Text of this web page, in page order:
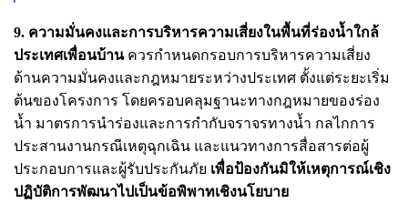
9. ความมั่นคงและการบริหารความเสี่ยงในพื้นที่ร่องน้ำใกล้
ประเทศเพื่อนบ้านควรกำหนดกรอบการบริหารความเสี่ยง
ด้านความมั่นคงและกฎหมายระหว่างประเทศ ตั้งแต่ระยะเริ่ม
ต้นของโครงการ โดยครอบคลุมฐานะทางกฎหมายของร่อง
น้ำ มาตรการนำร่องและการกำกับจราจรทางน้ำ กลไกการ
ประสานงานกรณีเหตุฉุกเฉิน และแนวทางการสื่อสารต่อผู้
ประกอบการและผู้รับประกันภัย เพื่อป้องกันมิให้เหตุการณ์เชิง
ปฏิบัติการพัฒนาไปเป็นข้อพิพาทเชิงนโยบาย